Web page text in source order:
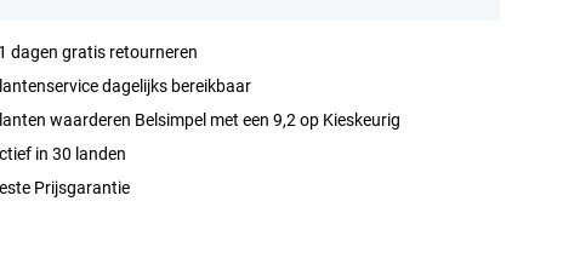
dagen gratis retourneren
dagelijks bereikbaar
waarderen Belsimpel met een 9,2 op Kieskeurig
in 30 landen
Prijsgarantie